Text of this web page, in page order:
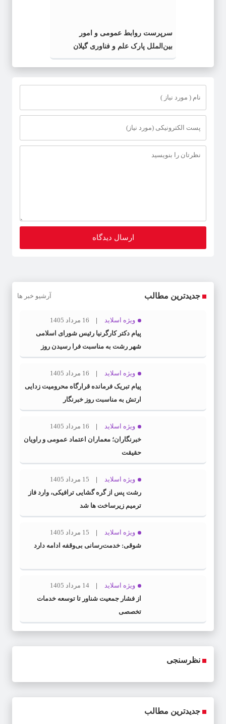
سرپرست روابط عمومی و امور
بین‌الملل پارک علم و فناوری گیلان
منصوب شد
جدیدترین مطالب آرشیو خبر ها
ویژه اسلاید
16 مرداد 1405
پیام دکتر کارگرنیا رئیس شورای اسلامی
شهر رشت به مناسبت فرا رسیدن روز
خبرنگار
ویژه اسلاید
16 مرداد 1405
پیام تبریک فرمانده قرارگاه محرومیت‌ زدایی
ارتش به مناسبت روز خبرنگار
ویژه اسلاید
16 مرداد 1405
خبرنگاران؛ معماران اعتماد عمومی و راویان
حقیقت
ویژه اسلاید
15 مرداد 1405
رشت پس از گره گشایی ترافیکی، وارد فاز
ترمیم زیرساخت ها شد
ویژه اسلاید
15 مرداد 1405
شوقی: خدمت‌رسانی بی‌وقفه ادامه دارد
ویژه اسلاید
14 مرداد 1405
از فشار جمعیت شناور تا توسعه خدمات
تخصصی
نظرسنجی
جدیدترین مطالب